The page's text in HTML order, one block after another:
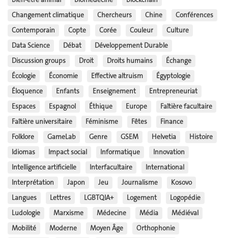
Changement climatique
Chercheurs Chine
Conférences
Contemporain
Copte Corée Couleur
Culture
Data Science
Débat
Développement Durable
Discussion groups
Droit Droits humains
Échange
Écologie
Économie Effective altruism
Égyptologie
Éloquence
Enfants Enseignement
Entrepreneuriat
Espaces
Espagnol Éthique Europe
Faîtière facultaire
Faîtière universitaire
Féminisme Fêtes
Finance
Folklore
GameLab Genre GSEM Helvetia
Histoire
Idiomas
Impact social Informatique
Innovation
Intelligence artificielle
Interfacultaire
International
Interprétation
Japon Jeu Journalisme
Kosovo
Langues
Lettres LGBTQIA+ Logement
Logopédie
Ludologie
Marxisme Médecine Média
Médiéval
Mobilité
Moderne Moyen Âge
Orthophonie